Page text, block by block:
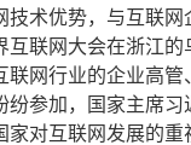
技术优势，与互联网
互联网大会在浙江的
联网行业的企业高管
纷参加，国家主席习
家对互联网发展的重